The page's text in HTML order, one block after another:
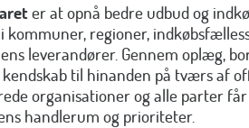
er at opnå bedre udbud og
regioner,
leverandører. Gennem oplæg,
til hinanden på tværs af
organisationer og alle parter
handlerum og prioriteter.